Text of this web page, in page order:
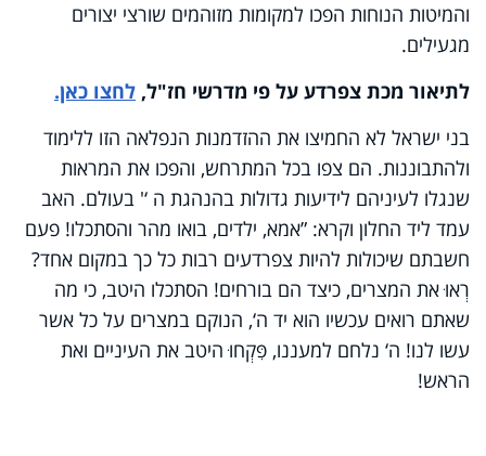
והמיטות הנוחות הפכו למקומות מזוהמים שורצי יצורים
מגעילים.
לתיאור מכת צפרדע על פי מדרשי חז"ל, לחצו כאן.
בני ישראל לא החמיצו את ההזדמנות הנפלאה הזו ללימוד
ולהתבוננות. הם צפו בכל המתרחש, והפכו את המראות
שנגלו לעיניהם לידיעות גדולות בהנהגת ה ‘' בעולם. האב
עמד ליד החלון וקרא: ”אמא, ילדים, בואו מהר והסתכלו! פעם
חשבתם שיכולות להיות צפרדעים רבות כל כך במקום אחד?
רְאוּ את המצרים, כיצד הם בורחים! הסתכלו היטב, כי מה
שאתם רואים עכשיו הוא יד ה‘, הנוקם במצרים על כל אשר
עשו לנו! ה‘ נלחם למעננו, פִּקְחוּ היטב את העיניים ואת
הראש!